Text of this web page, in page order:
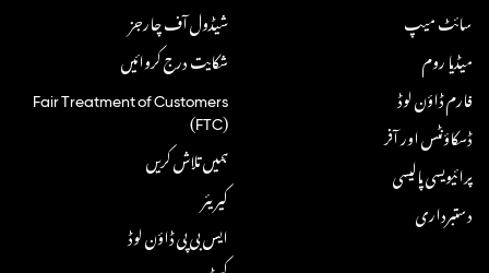
سائٹ میپ
میڈیا روم
فارم ڈاؤن لوڈ
ڈسکاؤنٹس اور آفر
پرائیویسی پالیسی
دستبرداری
شیڈول آف چارجز
شکایت درج کروائیں
Fair Treatment of Customers
(FTC)
ہمیں تلاش کریں
کیریئر
ایس بی پی ڈاؤن لوڈ